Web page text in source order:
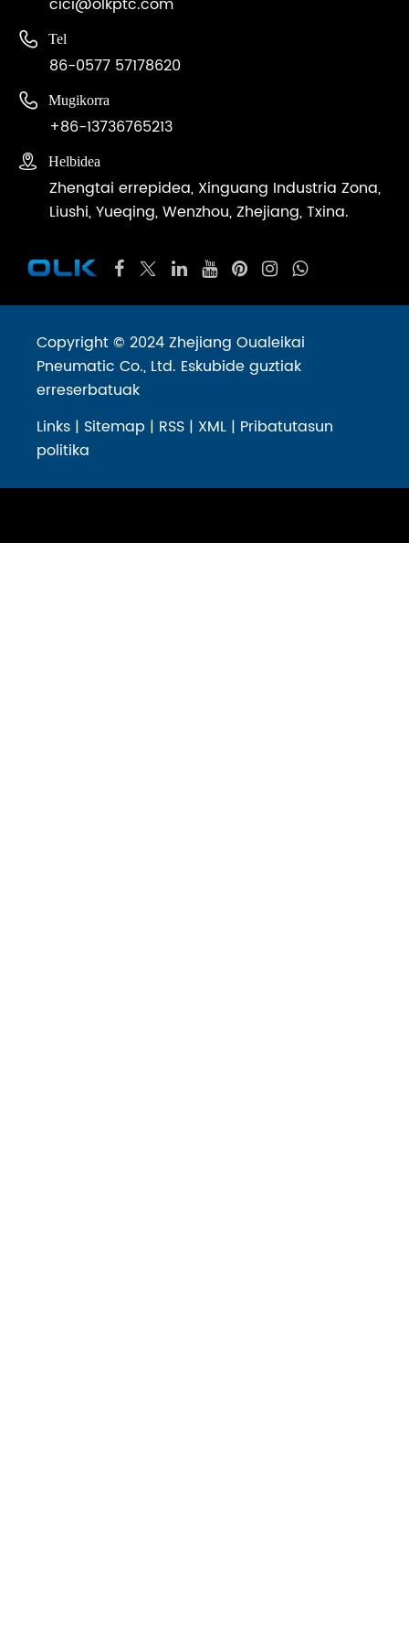
 Tel
86-0577 57178620
 Mugikorra
+86-13736765213
 Helbidea
Zhengtai errepidea, Xinguang Industria Zona,
Liushi, Yueqing, Wenzhou, Zhejiang, Txina.
Copyright © 2024 Zhejiang Oualeikai
Pneumatic Co., Ltd. Eskubide guztiak
erreserbatuak
Links | Sitemap | RSS | XML | Pribatutasun
politika